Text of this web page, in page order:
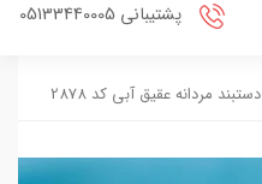
پشتیبانی 05133440005
دستبند مردانه عقیق آبی کد 2878